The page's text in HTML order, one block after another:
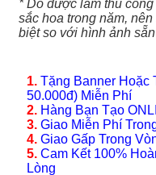
* Do được làm thủ
sắc hoa trong năm,
biệt so với hình ảnh
1. Tặng Banner Hoặc
50.000đ) Miễn Phí
2. Hàng Bạn Tạo
3. Giao Miễn Phí
4. Giao Gấp Trong
5. Cam Kết 100%
Lòng